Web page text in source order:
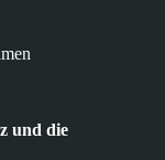
und die